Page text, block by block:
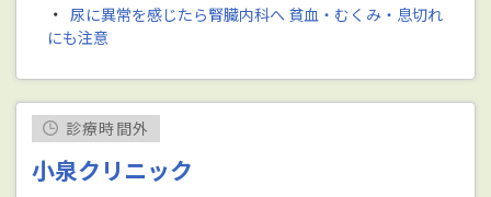
・ 尿に異常を感じたら腎臓内科へ 貧血・むくみ・息切れ
にも注意
診療時間外
小泉クリニック